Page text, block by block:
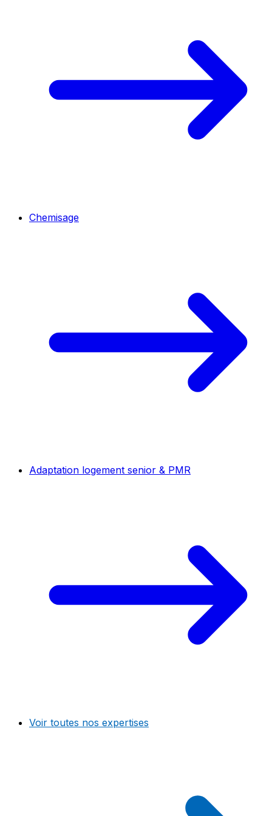
Chemisage
Adaptation logement senior & PMR
Voir toutes nos expertises